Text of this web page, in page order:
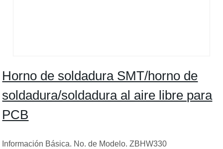
Horno de soldadura SMT/horno de
soldadura/soldadura al aire libre para
PCB
Información Básica. No. de Modelo. ZBHW330